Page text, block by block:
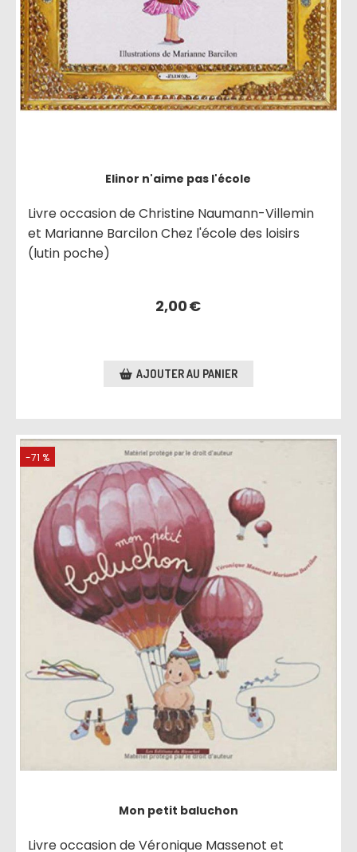
Elinor n'aime pas l'école
Livre occasion de Christine Naumann-Villemin
et Marianne Barcilon Chez l'école des loisirs
(lutin poche)
2,00€
AJOUTER AU PANIER
-71 %
Mon petit baluchon
Livre occasion de Véronique Massenot et